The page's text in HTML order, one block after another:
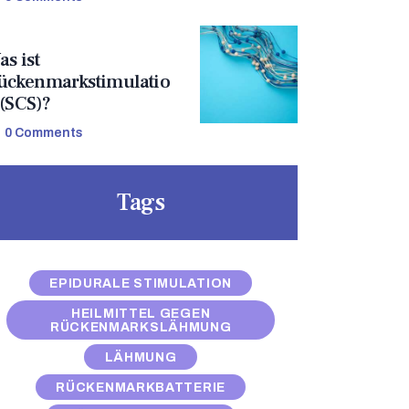
ist
0 Comments
Tags
EPIDURALE STIMULATION
HEILMITTEL GEGEN
RÜCKENMARKSLÄHMUNG
LÄHMUNG
RÜCKENMARKBATTERIE